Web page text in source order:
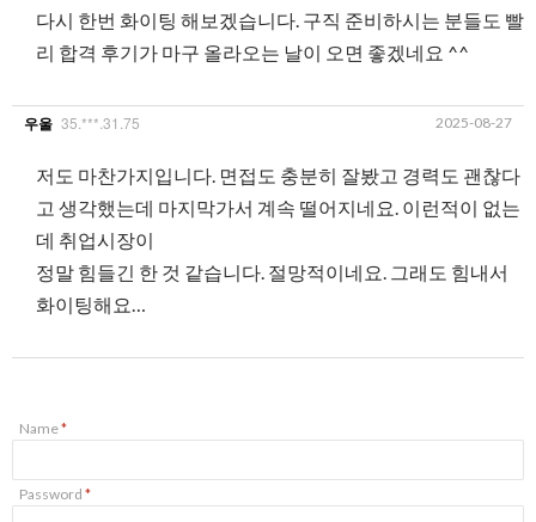
다시 한번 화이팅 해보겠습니다. 구직 준비하시는 분들도 빨
리 합격 후기가 마구 올라오는 날이 오면 좋겠네요 ^^
우울 35.***.31.75 2025-08-27
저도 마찬가지입니다. 면접도 충분히 잘봤고 경력도 괜찮다
고 생각했는데 마지막가서 계속 떨어지네요. 이런적이 없는
데 취업시장이
정말 힘들긴 한 것 같습니다. 절망적이네요. 그래도 힘내서
화이팅해요…
Name*
Password *